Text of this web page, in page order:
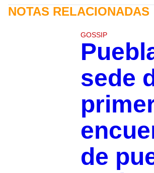
NOTAS RELACIONADAS
GOSSIP
sede
de